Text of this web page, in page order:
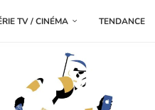
TV / CINÉMA TENDANCE